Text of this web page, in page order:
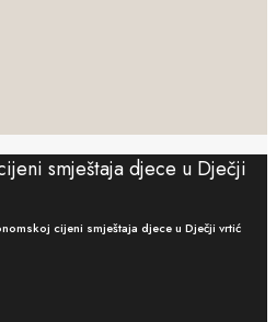
cijeni smještaja djece u Dječji vrtić